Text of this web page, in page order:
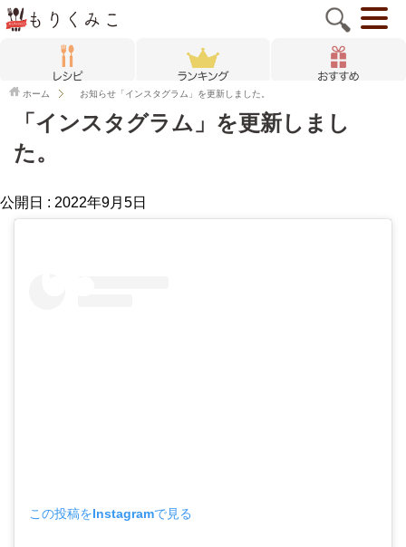
ホーム お知らせ「インスタグラム」を更新しました。
「インスタグラム」を更新しまし
た。
公開日 : 2022年9月5日
この投稿をInstagramで見る